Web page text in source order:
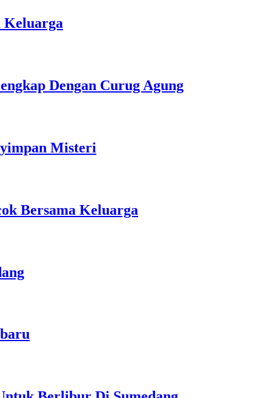
Keluarga
Dengan Curug Agung
Misteri
Bersama Keluarga